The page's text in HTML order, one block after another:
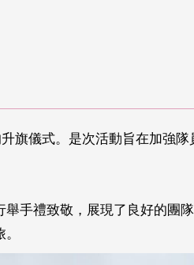
旗儀式。是次活動旨在加強
手禮致敬，展現了良好的團